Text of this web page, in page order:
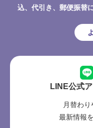
込、代引き、郵便振替
LINE公式
月替わり
最新情報